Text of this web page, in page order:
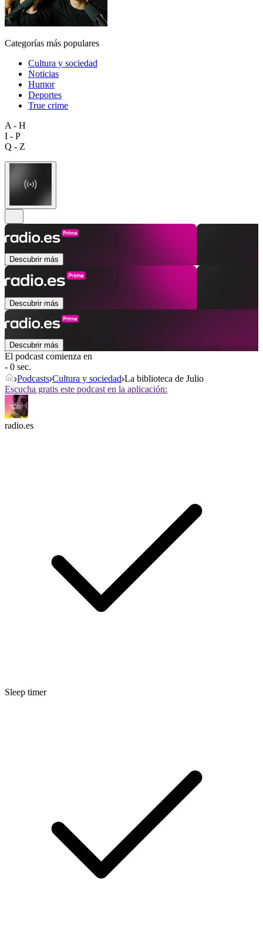
Categorías más populares
Cultura y sociedad
Noticias
Humor
Deportes
True crime
A - H
I - P
Q - Z
Descubrir más
Descubrir más
Descubrir más
El podcast comienza en
- 0 sec.
Podcasts Cultura y sociedad La biblioteca de Julio
Escucha gratis este podcast en la aplicación:
radio.es
Sleep timer